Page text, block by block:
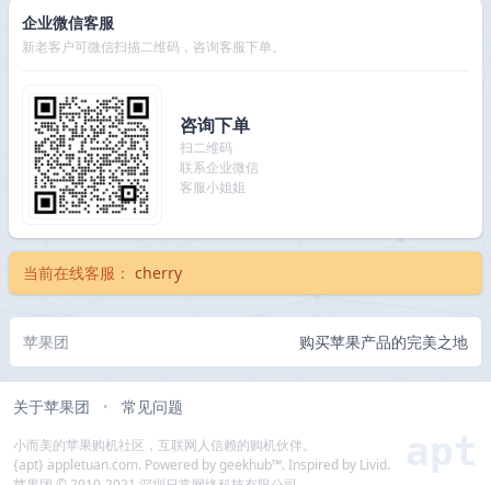
企业微信客服
新老客户可微信扫描二维码，咨询客服下单。
咨询下单
扫二维码
联系企业微信
客服小姐姐
当前在线客服： cherry
苹果团 购买苹果产品的完美之地
关于苹果团 • 常见问题
小而美的苹果购机社区，互联网人信赖的购机伙伴。
{apt} appletuan.com. Powered by geekhub™. Inspired by Livid.